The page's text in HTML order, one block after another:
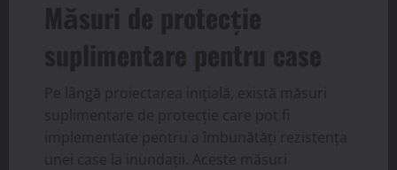
Măsuri de protecție
suplimentare pentru case
Pe lângă proiectarea inițială, există măsuri
suplimentare de protecție care pot fi
implementate pentru a îmbunătăți rezistența
unei case la inundații. Aceste măsuri